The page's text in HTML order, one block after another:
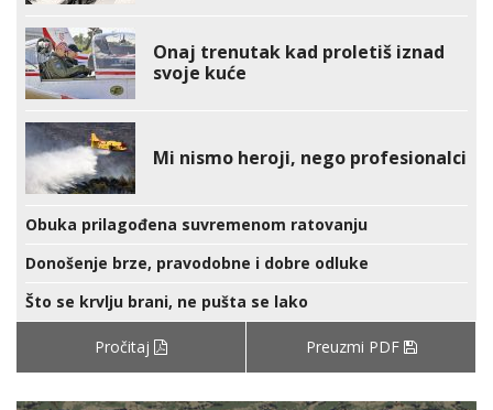
Onaj trenutak kad proletiš iznad
svoje kuće
Mi nismo heroji, nego profesionalci
Obuka prilagođena suvremenom ratovanju
Donošenje brze, pravodobne i dobre odluke
Što se krvlju brani, ne pušta se lako
Pročitaj Preuzmi PDF